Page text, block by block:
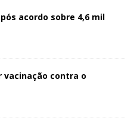
acordo sobre 4,6 mil
vacinação contra o